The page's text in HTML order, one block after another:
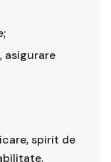
asigurare
spirit de